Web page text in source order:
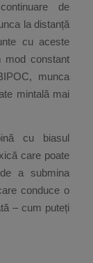
de
la distanță
cu aceste
mod constant
munca
mintală mai
cu biasul
care poate
a submina
conduce o
– cum puteți